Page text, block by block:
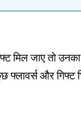
मिल जाए तो
फ्लावर्स और